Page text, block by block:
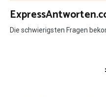
Zum
Inhalt
springen
Die schwierigsten Fragen